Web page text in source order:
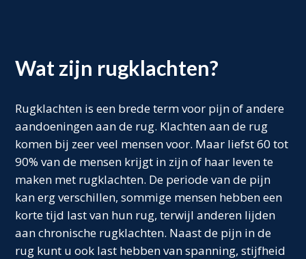
Wat zijn rugklachten?
Rugklachten is een brede term voor pijn of andere
aandoeningen aan de rug. Klachten aan de rug
komen bij zeer veel mensen voor. Maar liefst 60 tot
90% van de mensen krijgt in zijn of haar leven te
maken met rugklachten. De periode van de pijn
kan erg verschillen, sommige mensen hebben een
korte tijd last van hun rug, terwijl anderen lijden
aan chronische rugklachten. Naast de pijn in de
rug kunt u ook last hebben van spanning, stijfheid